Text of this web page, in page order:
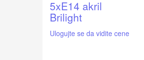
5xE14 akril
Brilight
Ulogujte se da vidite cene